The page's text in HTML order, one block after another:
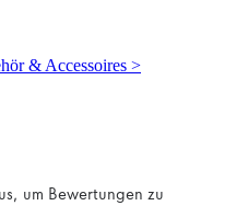
& Accessoires >